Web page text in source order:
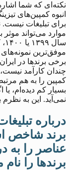
نکته‌ای که شما
انبوه کمپین‌های
برای تبلیغات
موارد می‌تواند موثر
موفق‌ترین نمونه‌های
برخی برندها در
چندان کارآمد
کمپین را به هم
بسیار کم دیده‌ام،
نمی‌آید. این به
درباره
برند شاخص
عناصر را به‌
برندها را